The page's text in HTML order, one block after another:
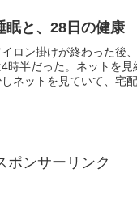
眠と、28日の健康
ロン掛けが終わった後
時半だった。ネットを
ネットを見ていて、宅
ポンサーリンク